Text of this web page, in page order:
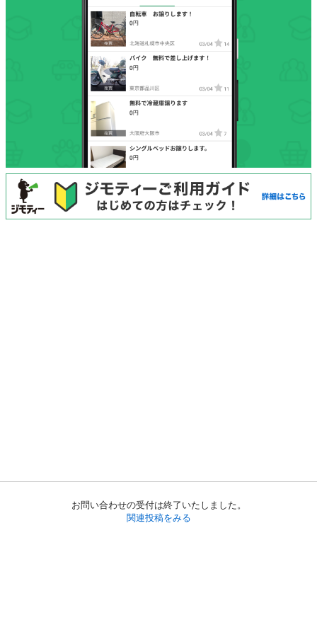
お問い合わせの受付は終了いたしました。
関連投稿をみる